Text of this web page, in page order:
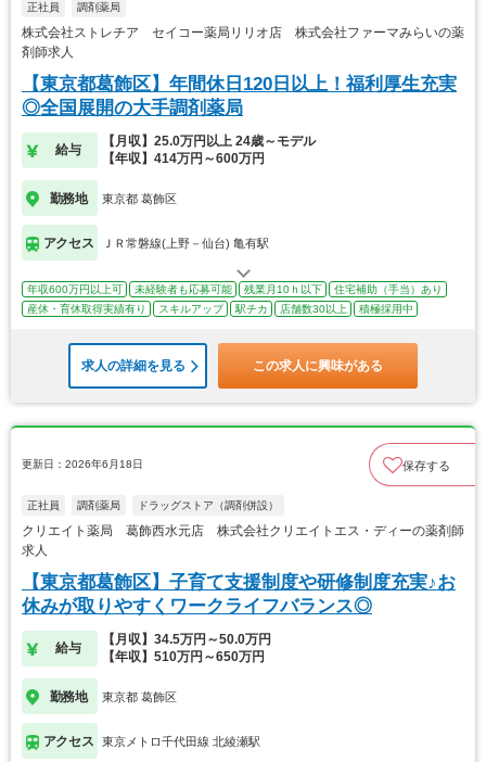
正社員 調剤薬局
株式会社ストレチア セイコー薬局リリオ店 株式会社ファーマみらいの薬
剤師求人
【東京都葛飾区】年間休日120日以上！福利厚生充実
◎全国展開の大手調剤薬局
給与
【月収】25.0万円以上 24歳～モデル
【年収】414万円～600万円
勤務地 東京都 葛飾区
アクセス ＪＲ常磐線(上野－仙台) 亀有駅
年収600万円以上可 未経験者も応募可能 残業月10ｈ以下
住宅補助（手当）あり
産休・育休取得実績有り
スキルアップ 駅チカ 店舗数30以上 積極採用中
求人の詳細を見る この求人に興味がある
更新日：2026年6月18日 保存する
正社員 調剤薬局 ドラッグストア（調剤併設）
クリエイト薬局 葛飾西水元店 株式会社クリエイトエス・ディーの薬剤師
求人
【東京都葛飾区】子育て支援制度や研修制度充実♪お
休みが取りやすくワークライフバランス◎
給与
【月収】34.5万円～50.0万円
【年収】510万円～650万円
勤務地 東京都 葛飾区
アクセス 東京メトロ千代田線 北綾瀬駅